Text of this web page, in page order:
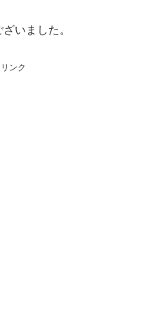
いました。
ンク